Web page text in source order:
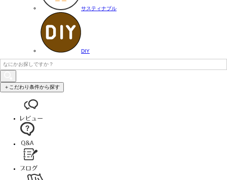
サスティナブル
DIY
＋こだわり条件から探す